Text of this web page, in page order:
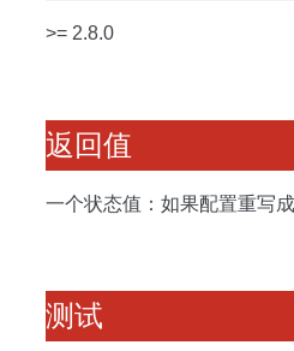
>= 2.8.0
返回值
一个状态值：如果配置重写
测试